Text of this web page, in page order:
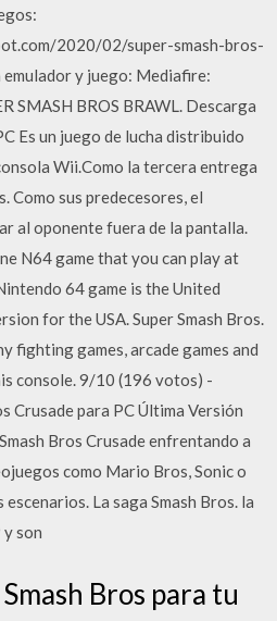
2020/02/super-smash-bros-
y juego: Mediafire:
SMASH BROS BRAWL. Descarga
Es un juego de lucha distribuido
Wii.Como la tercera entrega
Como sus predecesores, el
al oponente fuera de la pantalla.
N64 game that you can play at
64 game is the United
for the USA. Super Smash Bros.
fighting games, arcade games and
console. 9/10 (196 votos) -
Crusade para PC Última Versión
Bros Crusade enfrentando a
como Mario Bros, Sonic o
La saga Smash Bros. la
son
Bros para tu